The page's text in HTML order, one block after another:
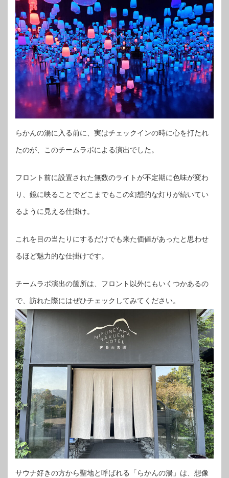
らかんの湯に入る前に、実はチェックインの時に心を打たれ
たのが、このチームラボによる演出でした。
フロント前に設置された無数のライトが不定期に色味が変わ
り、鏡に映ることでどこまでもこの幻想的な灯りが続いてい
るように見える仕掛け。
これを目の当たりにするだけでも来た価値があったと思わせ
るほど魅力的な仕掛けです。
チームラボ演出の箇所は、フロント以外にもいくつかあるの
で、訪れた際にはぜひチェックしてみてください。
サウナ好きの方から聖地と呼ばれる「らかんの湯」は、想像